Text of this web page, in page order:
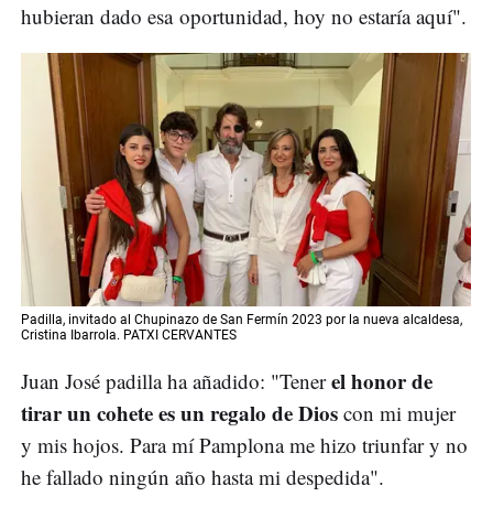
hubieran dado esa oportunidad, hoy no estaría aquí".
Padilla, invitado al Chupinazo de San Fermín 2023 por la nueva alcaldesa,
Cristina Ibarrola. PATXI CERVANTES
Juan José padilla ha añadido: "Tenerel honor de
tirar un cohete es un regalo de Dios con mi mujer
y mis hojos. Para mí Pamplona me hizo triunfar y no
he fallado ningún año hasta mi despedida".